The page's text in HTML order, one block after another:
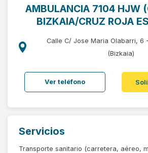
Buscar
Software para
Soporte
¿Eres un doctor?
AMBULANCIA 7104 HJW
BIZKAIA/CRUZ ROJA
Calle C/ Jose Maria Olabarri, 6
(Bizkaia)
Ver teléfono
Servicios
Transporte sanitario (carretera, aéreo,